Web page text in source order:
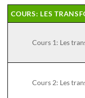
COURS: LES
Cours 1: Les
Cours 2: Les